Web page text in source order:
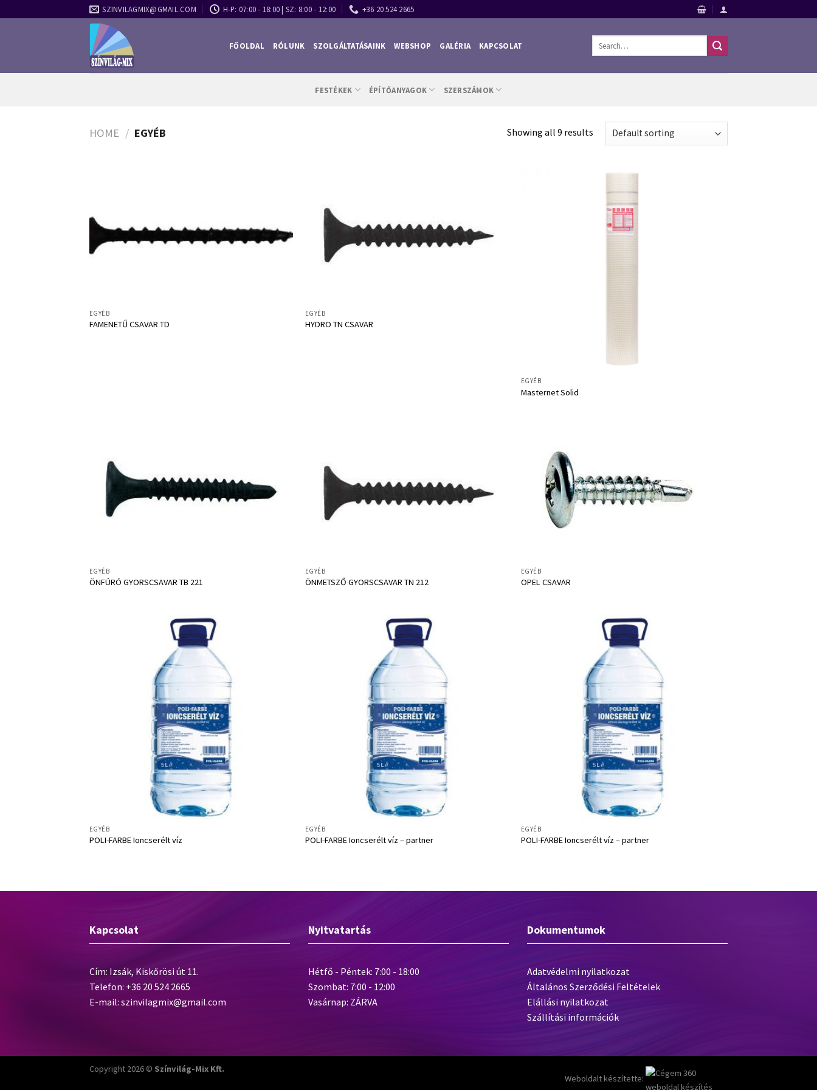
to
SZINVILAGMIX@GMAIL.COM H-P: 07:00 - 18:00 | SZ: 8:00 - 12:00 +36 20 524 2665
FŐOLDAL RÓLUNK SZOLGÁLTATÁSAINK WEBSHOP GALÉRIA KAPCSOLAT
FESTÉKEK ÉPÍTŐANYAGOK SZERSZÁMOK
HOME / EGYÉB Showing all 9 results
EGYÉB
FAMENETŰ CSAVAR TD
EGYÉB
HYDRO TN CSAVAR
EGYÉB
Masternet Solid
EGYÉB
ÖNFÚRÓ GYORSCSAVAR TB 221
EGYÉB
ÖNMETSZŐ GYORSCSAVAR TN 212
EGYÉB
OPEL CSAVAR
EGYÉB
POLI-FARBE Ioncserélt víz
EGYÉB
POLI-FARBE Ioncserélt víz – partner
EGYÉB
POLI-FARBE Ioncserélt víz – partner
Kapcsolat
Cím: Izsák, Kiskőrösi út 11.
Telefon: +36 20 524 2665
E-mail: szinvilagmix@gmail.com
Nyitvatartás
Hétfő - Péntek: 7:00 - 18:00
Szombat: 7:00 - 12:00
Vasárnap: ZÁRVA
Dokumentumok
Adatvédelmi nyilatkozat
Általános Szerződési Feltételek
Elállási nyilatkozat
Szállítási információk
Weboldalt készítette:
Copyright 2026 © Színvilág-Mix Kft.